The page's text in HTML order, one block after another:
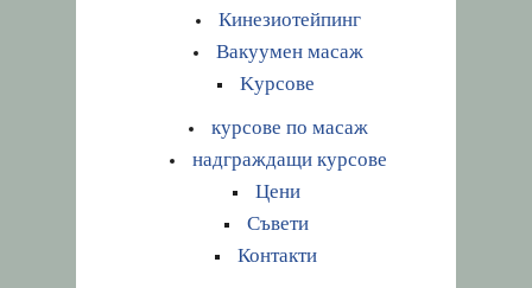
Кинезиотейпинг
Вакуумен масаж
Kурсове
курсове по масаж
надграждащи курсове
Цени
Съвети
Контакти